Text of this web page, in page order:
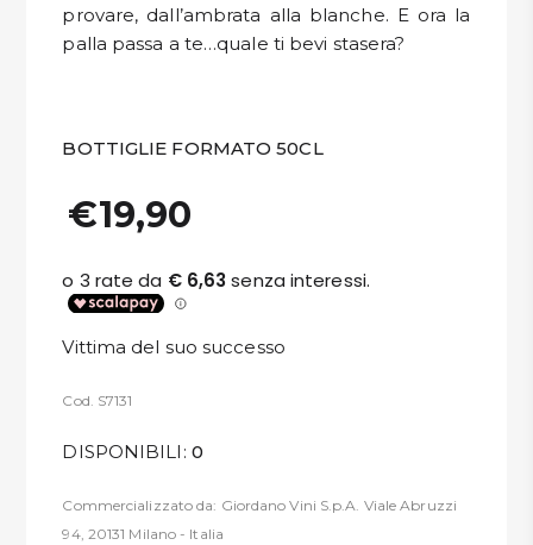
provare, dall’ambrata alla blanche. E ora la
palla passa a te…quale ti bevi stasera?
BOTTIGLIE FORMATO 50CL
€19,90
Vittima del suo successo
Cod. S7131
DISPONIBILI: 0
Commercializzato da: Giordano Vini S.p.A. Viale Abruzzi
94, 20131 Milano - Italia